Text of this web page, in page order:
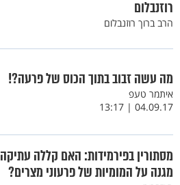
רוזנבלום
הרב ברוך רוזנבלום
מה עשה זבוב בתוך הכוס של פרעה?!
איתמר טעפ
04.09.17 | 13:17
מסתורין בפירמידות: האם קללה עתיקה
מגנה על המומיות של פרעוני מצרים?